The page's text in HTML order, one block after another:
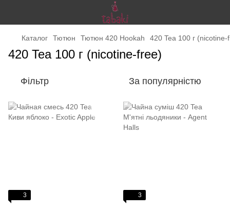
Каталог Тютюн Тютюн 420 Hookah 420 Tea 100 г (nicotine-
420 Tea 100 г (nicotine-free)
Фільтр За популярністю
3 3